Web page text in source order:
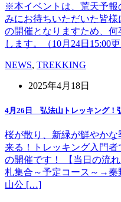
※本イベントは、荒天予報
みにお待ちいただいた皆
の開催となりますため、
します。（10月24日15:00
NEWS, TREKKING
2025年4月18日
4月26日 弘法山トレッキング！
桜が散り、新緑が鮮やか
来る！トレッキング入門
の開催です！ 【当日の流
札集合～予定コース～→
山公 […]